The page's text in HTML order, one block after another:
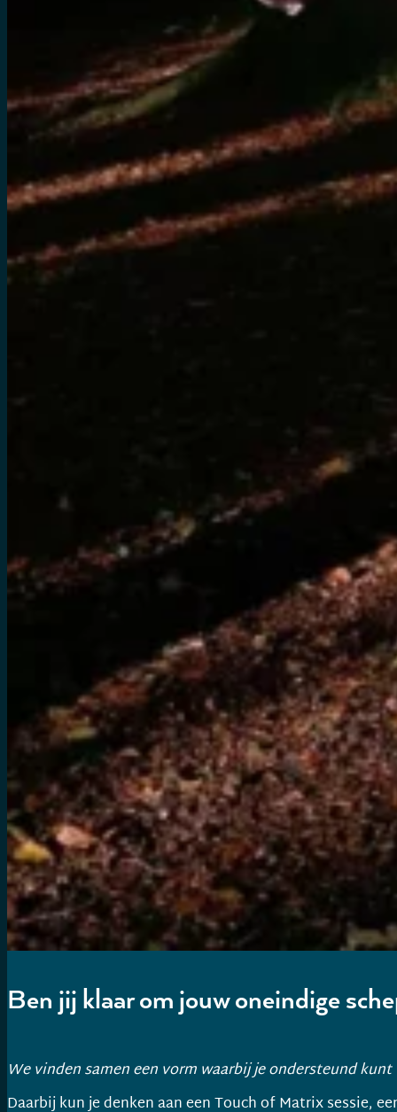
Ben jij klaar om jouw oneindige
We vinden samen een vorm waarbij je ondersteund
Daarbij kun je denken aan een Touch of Matrix sessie,